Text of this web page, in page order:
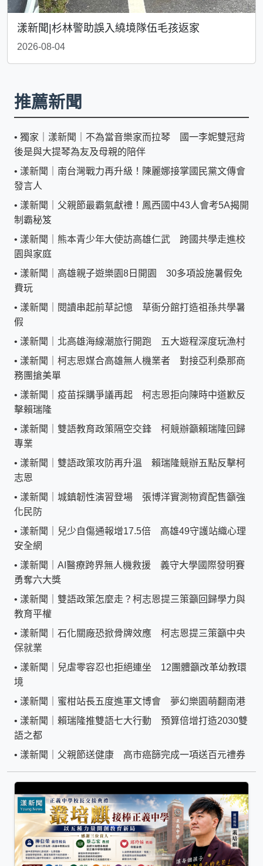
漾新聞|杉林警助誤入繞境隊伍毛孩返家
2026-08-04
推薦新聞
• 獨家｜漾新聞｜不為當音樂家而拉琴 國一李妮雙冠背
後是與大提琴為友及母親的陪伴
• 漾新聞｜南台灣戰力再升級！陳麗娜接掌國民黨文傳會
發言人
• 漾新聞｜父親節最霸氣獻禮！鳳西國中43人會考5A揭開
制霸秘笈
• 漾新聞｜熊本青少年大使訪高雄仁武 跨國共學走進校
園與家庭
• 漾新聞｜高雄親子遊樂園8日開園 30多項設施暑假免
費玩
• 漾新聞｜閱讀串起前草記憶 草衙分館打造祖孫共學暑
假
• 漾新聞｜北高雄海線潮旅行開跑 五大遊程深度玩漁村
• 漾新聞｜柯志恩媒合高雄無人機業者 對接亞利桑那商
務團搶美單
• 漾新聞｜疫苗採購爭議再起 柯志恩拒向陳時中道歉反
擊賴瑞隆
• 漾新聞｜雙語教育政策隔空交鋒 柯競辦籲賴瑞隆回歸
專業
• 漾新聞｜雙語政策攻防再升溫 賴瑞隆競辦五點反擊柯
志恩
• 漾新聞｜城鎮韌性演習登場 張博洋實測物資配售籲強
化民防
• 漾新聞｜兒少自傷通報增17.5倍 高雄49守護站織心理
安全網
• 漾新聞｜AI醫療跨界無人機救援 義守大學國際發明賽
勇奪六大獎
• 漾新聞｜雙語政策怎麼走？柯志恩提三策籲回歸學力與
教育平權
• 漾新聞｜石化關廠恐掀骨牌效應 柯志恩提三策籲中央
保就業
• 漾新聞｜兒虐零容忍也拒絕連坐 12團體籲改革幼教環
境
• 漾新聞｜蜜柑站長五度進軍文博會 夢幻樂園萌翻南港
• 漾新聞｜賴瑞隆推雙語七大行動 預算倍增打造2030雙
語之都
• 漾新聞｜父親節送健康 高市癌篩完成一項送百元禮券